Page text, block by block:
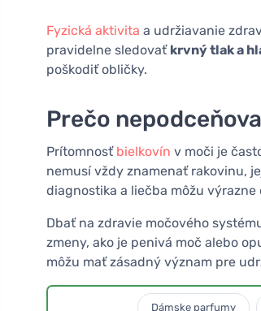
Fyzická aktivita a udržiavanie
pravidelne sledovať krvný tlak a
poškodiť obličky.
Prečo
Prítomnosť bielkovín v moči je
nemusí vždy znamenať rakovinu,
diagnostika a liečba môžu
Dbať na zdravie močového
zmeny, ako je penivá moč alebo
môžu mať zásadný význam pre
Dámske parfumy